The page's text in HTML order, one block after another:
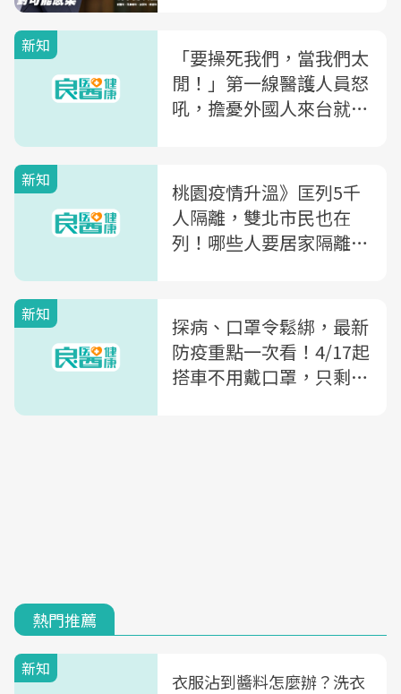
新知
「要操死我們，當我們太
閒！」第一線醫護人員怒
吼，擔憂外國人來台就醫
用怕
新知
桃園疫情升溫》匡列5千
人隔離，雙北市民也在
列！哪些人要居家隔離？
新知
探病、口罩令鬆綁，最新
防疫重點一次看！4/17起
搭車不用戴口罩，只剩2
熱門推薦
新知
衣服沾到醬料怎麼辦？洗衣